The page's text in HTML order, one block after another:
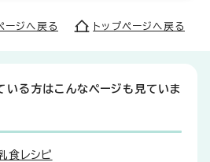
ージへ戻る トップページへ戻る
いる方はこんなページも見ていま
食レシピ